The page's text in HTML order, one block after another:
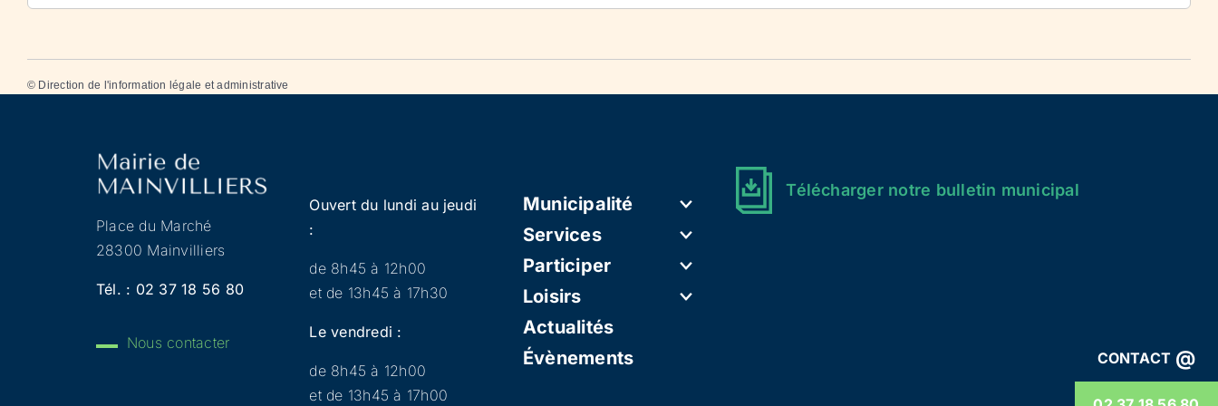
CONTACT @
© Direction de l'information légale et administrative
Place du Marché
28300 Mainvilliers
Tél. : 02 37 18 56 80
Nous contacter
Ouvert du lundi au jeudi
:
de 8h45 à 12h00
et de 13h45 à 17h30
Le vendredi :
de 8h45 à 12h00
et de 13h45 à 17h00
Municipalité
Services
Participer
Loisirs
Actualités
Évènements
Télécharger notre bulletin municipal